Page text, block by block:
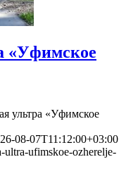
«Уфимское
ультра «Уфимское
08-07T11:12:00+03:00
ultra-ufimskoe-ozherelje-